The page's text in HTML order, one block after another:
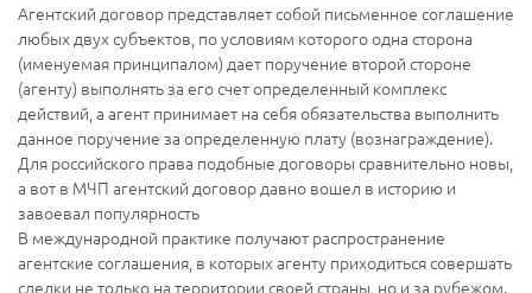
Агентский договор представляет собой письменное соглашение
любых двух субъектов, по условиям которого одна сторона
(именуемая принципалом) дает поручение второй стороне
(агенту) выполнять за его счет определенный комплекс
действий, а агент принимает на себя обязательства выполнить
данное поручение за определенную плату (вознаграждение).
Для российского права подобные договоры сравнительно новы,
а вот в МЧП агентский договор давно вошел в историю и
завоевал популярность
В международной практике получают распространение
агентские соглашения, в которых агенту приходиться совершать
сделки не только на территории своей страны, но и за рубежом.